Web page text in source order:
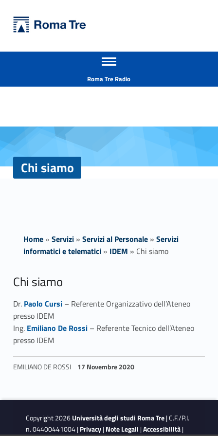
Chi siamo - Università Roma Tre
Apri il menu secondario
Roma Tre Radio
Chi siamo
Home» Servizi» Servizi al Personale» Servizi
informatici e telematici» IDEM » Chi siamo
C
h
i
s
i
m
Chi siamo
Dr. Link identifier #identifier__161989-1
Paolo Cursi– Referente Organizzativo dell’Ateneo
presso IDEM
Ing. Link identifier #identifier__98397-2
Emiliano De Rossi– Referente Tecnico dell’Ateneo
presso IDEM
EMILIANO DE ROSSI 17 Novembre 2020
Copyright 2026Università degli studi Roma Tre| C.F./P.I.
n. 04400441004 |Privacy|Note Legali |Accessibilità|